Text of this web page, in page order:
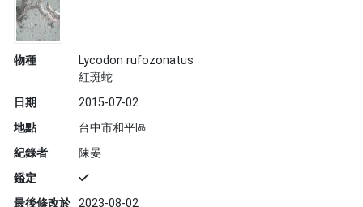
物種
Lycodon rufozonatus
紅斑蛇
日期
2015-07-02
地點
台中市和平區
紀錄者
陳晏
鑑定
最後修改於 2023-08-02